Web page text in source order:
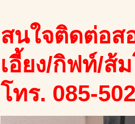
สนใจติดต่อส
เอี้ยง/กิฟท์/ส้
โทร. 085-